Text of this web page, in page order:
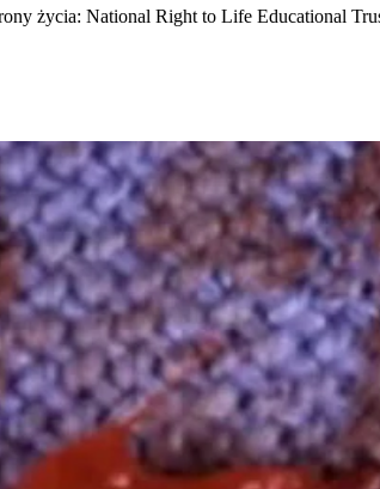
życia: National Right to Life Educational